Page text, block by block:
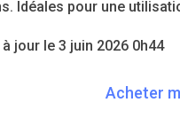
:
€.
est :
22,89 €.
Idéales pour une
jour le 3 juin 2026 0h44
Acheter